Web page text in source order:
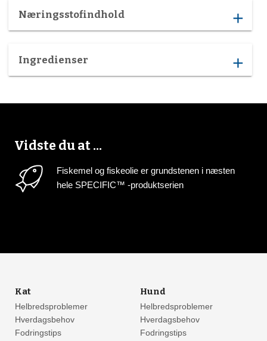
Næringsstofindhold add
Ingredienser add
Vidste du at ...
Fiskemel og fiskeolie er grundstenen i næsten
hele SPECIFIC™ -produktserien
Kat
Helbredsproblemer
Hverdagsbehov
Fodringstips
Hund
Helbredsproblemer
Hverdagsbehov
Fodringstips